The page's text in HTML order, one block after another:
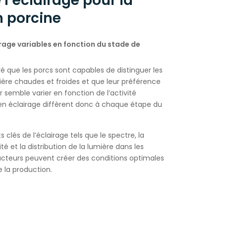
porcine
variables en fonction du stade de
que les porcs sont capables de distinguer les
chaudes et froides et que leur préférence
varier en fonction de l’activité
éclairage diffèrent donc à chaque étape du
clés de l’éclairage tels que le spectre, la
et la distribution de la lumière dans les
peuvent créer des conditions optimales
la production.